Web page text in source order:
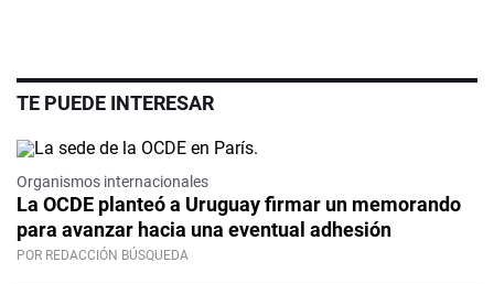
TE PUEDE INTERESAR
Organismos internacionales
La OCDE planteó a Uruguay firmar un memorando
para avanzar hacia una eventual adhesión
POR REDACCIÓN BÚSQUEDA